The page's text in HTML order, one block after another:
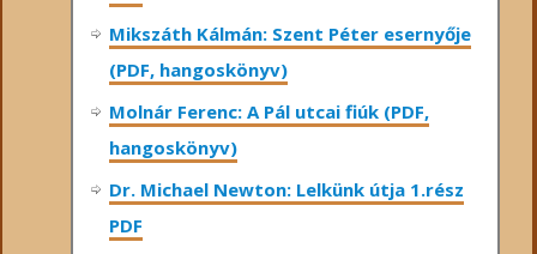
Mikszáth Kálmán: Szent Péter esernyője
(PDF, hangoskönyv)
Molnár Ferenc: A Pál utcai fiúk (PDF,
hangoskönyv)
Dr. Michael Newton: Lelkünk útja 1.rész
PDF